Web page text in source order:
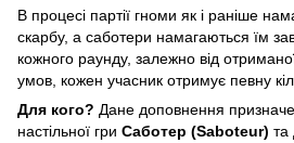
В процесі партії гноми як і раніше
скарбу, а саботери намагаються їм
кожного раунду, залежно від
умов, кожен учасник отримує певну
Для кого? Дане доповнення
настільної гри Саботер (Saboteur) та